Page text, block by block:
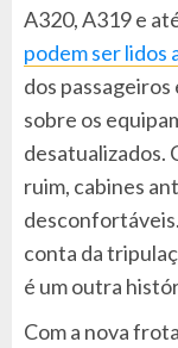
A320, A319 e
podem ser lidos
dos
sobre os
desatualizados.
ruim, cabines
conta da
é um outra
Com a nova